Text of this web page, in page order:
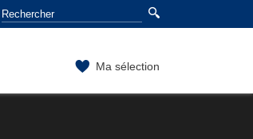
Ma sélection